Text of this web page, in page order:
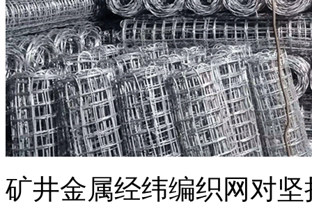
矿井金属经纬编织网对